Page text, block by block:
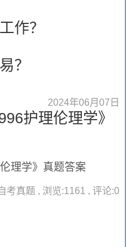
作？
？
2024年06月07日
护理伦理学》
理学》真题答案
考真题 , 浏览:1161 , 评论:0